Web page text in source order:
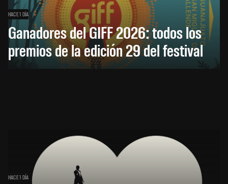
HACE 1 DÍA
Ganadores del GIFF 2026: todos los
premios de la edición 29 del festival
HACE 1 DÍA